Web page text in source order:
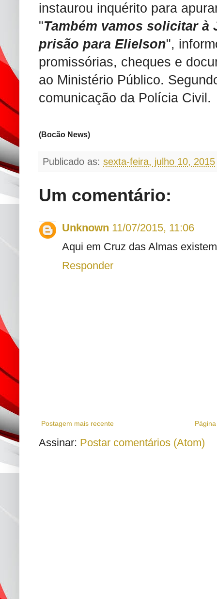
instaurou inquérito para
"Também vamos solicitar à
prisão para Elielson",
promissórias, cheques e
ao Ministério Público.
comunicação da Polícia Civil.
(Bocão News)
Publicado as: sexta-feira, julho 10, 2015
Um comentário:
Unknown 11/07/2015, 11:06
Aqui em Cruz das Almas
Responder
Postagem mais recente
Assinar: Postar comentários (Atom)